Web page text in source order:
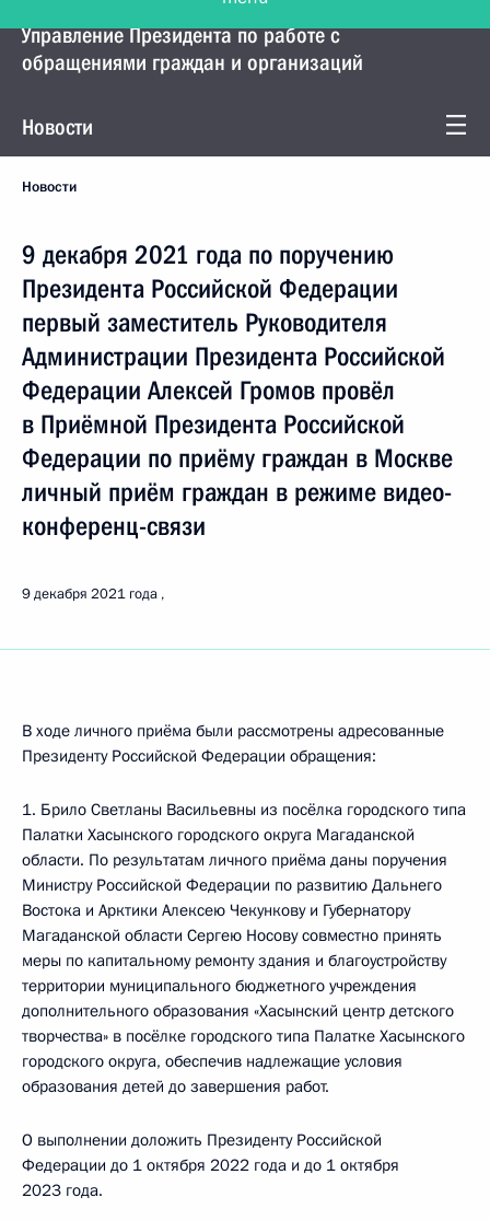
Управление Президента по работе с
обращениями граждан и организаций
Новости
Новости
9 декабря 2021 года по поручению
Президента Российской Федерации
первый заместитель Руководителя
Администрации Президента Российской
Федерации Алексей Громов провёл
в Приёмной Президента Российской
Федерации по приёму граждан в Москве
личный приём граждан в режиме видео-
конференц-связи
9 декабря 2021 года
В ходе личного приёма были рассмотрены адресованные
Президенту Российской Федерации обращения:
1. Брило Светланы Васильевны из посёлка городского типа
Палатки Хасынского городского округа Магаданской
области. По результатам личного приёма даны поручения
Министру Российской Федерации по развитию Дальнего
Востока и Арктики Алексею Чекункову и Губернатору
Магаданской области Сергею Носову совместно принять
меры по капитальному ремонту здания и благоустройству
территории муниципального бюджетного учреждения
дополнительного образования «Хасынский центр детского
творчества» в посёлке городского типа Палатке Хасынского
городского округа, обеспечив надлежащие условия
образования детей до завершения работ.
О выполнении доложить Президенту Российской
Федерации до 1 октября 2022 года и до 1 октября
2023 года.